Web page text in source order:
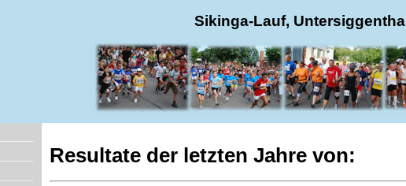
Sikinga-Lauf, Untersiggenthal
Resultate der letzten Jahre von: